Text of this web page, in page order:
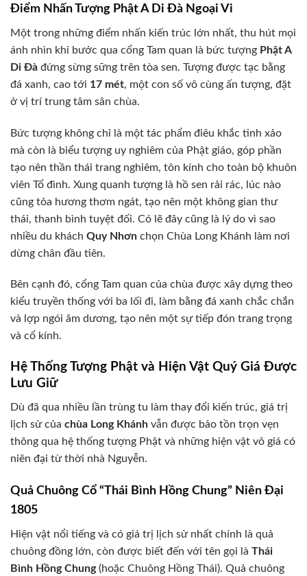
Điểm Nhấn Tượng Phật A Di Đà Ngoại Vi
Một trong những điểm nhấn kiến trúc lớn nhất, thu hút mọi
ánh nhìn khi bước qua cổng Tam quan là bức tượng Phật A
Di Đà đứng sừng sững trên tòa sen. Tượng được tạc bằng
đá xanh, cao tới 17 mét, một con số vô cùng ấn tượng, đặt
ở vị trí trung tâm sân chùa.
Bức tượng không chỉ là một tác phẩm điêu khắc tinh xảo
mà còn là biểu tượng uy nghiêm của Phật giáo, góp phần
tạo nên thần thái trang nghiêm, tôn kính cho toàn bộ khuôn
viên Tổ đình. Xung quanh tượng là hồ sen rải rác, lúc nào
cũng tỏa hương thơm ngát, tạo nên một không gian thư
thái, thanh bình tuyệt đối. Có lẽ đây cũng là lý do vì sao
nhiều du khách Quy Nhơn chọn Chùa Long Khánh làm nơi
dừng chân đầu tiên.
Bên cạnh đó, cổng Tam quan của chùa được xây dựng theo
kiểu truyền thống với ba lối đi, làm bằng đá xanh chắc chắn
và lợp ngói âm dương, tạo nên một sự tiếp đón trang trọng
và cổ kính.
Hệ Thống Tượng Phật và Hiện Vật Quý Giá Được
Lưu Giữ
Dù đã qua nhiều lần trùng tu làm thay đổi kiến trúc, giá trị
lịch sử của chùa Long Khánh vẫn được bảo tồn trọn vẹn
thông qua hệ thống tượng Phật và những hiện vật vô giá có
niên đại từ thời nhà Nguyễn.
Quả Chuông Cổ “Thái Bình Hồng Chung” Niên Đại
1805
Hiện vật nổi tiếng và có giá trị lịch sử nhất chính là quả
chuông đồng lớn, còn được biết đến với tên gọi là Thái
Bình Hồng Chung(hoặc Chuông Hồng Thái). Quả chuông